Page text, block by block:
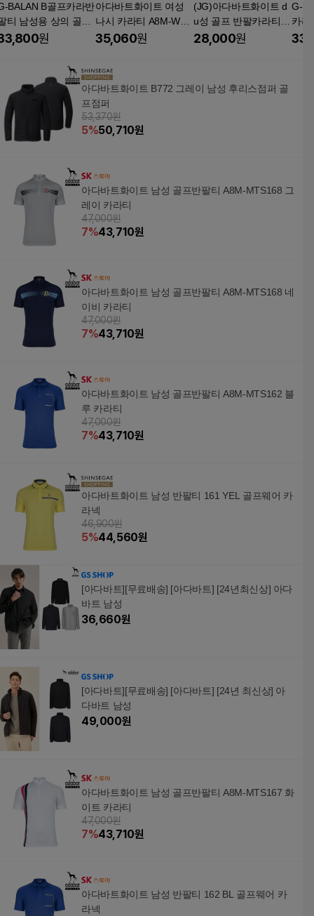
BALAN B골프카라반
티 남성용 상의 골프
어 경량 외출복
원
아다바트화이트 여성
나시 카라티 A8M-WTS
253 네이비
35,060원
(JG)아다바트화이트 d
u성 골프 반팔카라티셔
츠 균일가 택1 골프웨
28,000원
G-
카라
성용
아다바트화이트 B772 그레이 남성 후리스점퍼 골
프점퍼
53,370원
5%50,710원
아다바트화이트 남성 골프반팔티 A8M-MTS168 그
레이 카라티
47,000원
7%43,710원
아다바트화이트 남성 골프반팔티 A8M-MTS168 네
이비 카라티
47,000원
7%43,710원
아다바트화이트 남성 골프반팔티 A8M-MTS162 블
루 카라티
47,000원
7%43,710원
아다바트화이트 남성 반팔티 161 YEL 골프웨어 카
라넥
46,900원
5%44,560원
[아다바트][무료배송] [아다바트] [24년최신상] 아다
바트 남성
36,660원
[아다바트][무료배송] [아다바트] [24년 최신상] 아
다바트 남성
49,000원
아다바트화이트 남성 골프반팔티 A8M-MTS167 화
이트 카라티
47,000원
7%43,710원
아다바트화이트 남성 반팔티 162 BL 골프웨어 카
라넥